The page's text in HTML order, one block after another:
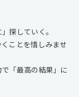
探していく。
ことを惜しみませ
「最高の結果」に